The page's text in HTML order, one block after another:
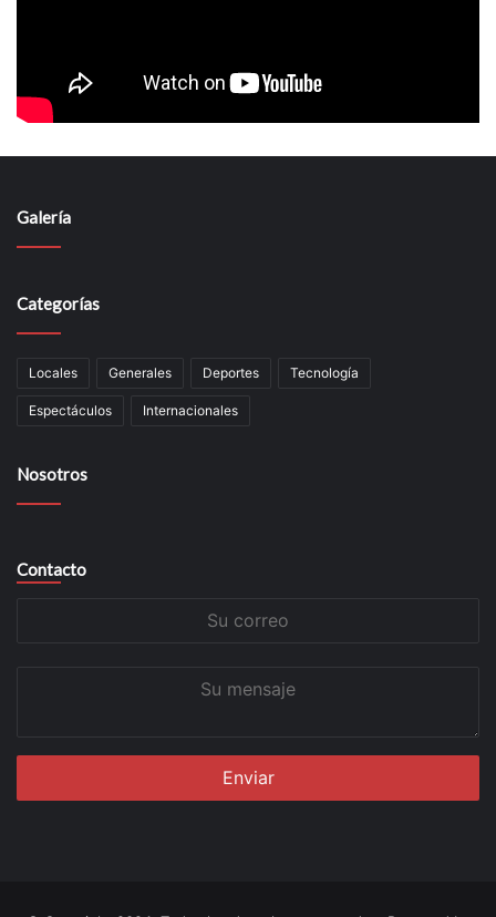
Galería
Categorías
Locales Generales Deportes Tecnología
Espectáculos Internacionales
Nosotros
Contacto